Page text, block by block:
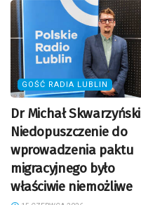
GOŚĆ RADIA LUBLIN
Dr Michał
Niedopuszczenie do
wprowadzenia paktu
migracyjnego było
właściwie niemożliwe